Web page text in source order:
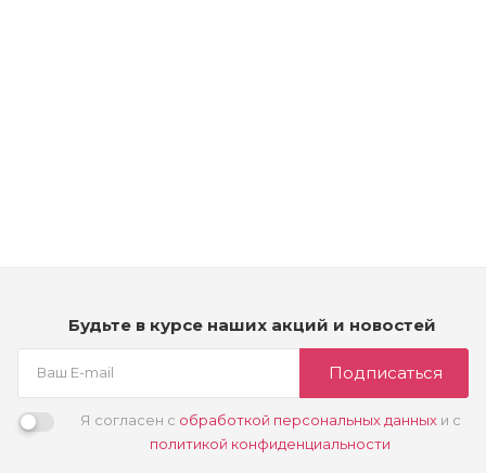
Будьте в курсе наших акций и новостей
Подписаться
Я согласен с обработкой персональных данныхи с
политикой конфиденциальности